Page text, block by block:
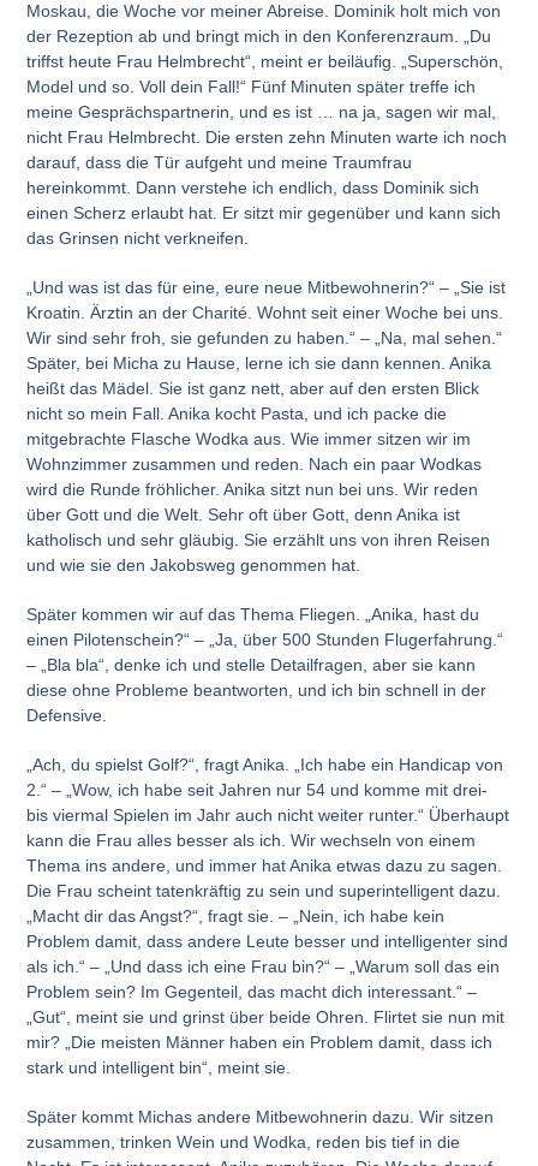
Moskau, die Woche vor meiner Abreise. Dominik holt mich von
der Rezeption ab und bringt mich in den Konferenzraum. „Du
triffst heute Frau Helmbrecht“, meint er beiläufig. „Superschön,
Model und so. Voll dein Fall!“ Fünf Minuten später treffe ich
meine Gesprächspartnerin, und es ist … na ja, sagen wir mal,
nicht Frau Helmbrecht. Die ersten zehn Minuten warte ich noch
darauf, dass die Tür aufgeht und meine Traumfrau
hereinkommt. Dann verstehe ich endlich, dass Dominik sich
einen Scherz erlaubt hat. Er sitzt mir gegenüber und kann sich
das Grinsen nicht verkneifen.
„Und was ist das für eine, eure neue Mitbewohnerin?“ – „Sie ist
Kroatin. Ärztin an der Charité. Wohnt seit einer Woche bei uns.
Wir sind sehr froh, sie gefunden zu haben.“ – „Na, mal sehen.“
Später, bei Micha zu Hause, lerne ich sie dann kennen. Anika
heißt das Mädel. Sie ist ganz nett, aber auf den ersten Blick
nicht so mein Fall. Anika kocht Pasta, und ich packe die
mitgebrachte Flasche Wodka aus. Wie immer sitzen wir im
Wohnzimmer zusammen und reden. Nach ein paar Wodkas
wird die Runde fröhlicher. Anika sitzt nun bei uns. Wir reden
über Gott und die Welt. Sehr oft über Gott, denn Anika ist
katholisch und sehr gläubig. Sie erzählt uns von ihren Reisen
und wie sie den Jakobsweg genommen hat.
Später kommen wir auf das Thema Fliegen. „Anika, hast du
einen Pilotenschein?“ – „Ja, über 500 Stunden Flugerfahrung.“
– „Bla bla“, denke ich und stelle Detailfragen, aber sie kann
diese ohne Probleme beantworten, und ich bin schnell in der
Defensive.
„Ach, du spielst Golf?“, fragt Anika. „Ich habe ein Handicap von
2.“ – „Wow, ich habe seit Jahren nur 54 und komme mit drei-
bis viermal Spielen im Jahr auch nicht weiter runter.“ Überhaupt
kann die Frau alles besser als ich. Wir wechseln von einem
Thema ins andere, und immer hat Anika etwas dazu zu sagen.
Die Frau scheint tatenkräftig zu sein und superintelligent dazu.
„Macht dir das Angst?“, fragt sie. – „Nein, ich habe kein
Problem damit, dass andere Leute besser und intelligenter sind
als ich.“ – „Und dass ich eine Frau bin?“ – „Warum soll das ein
Problem sein? Im Gegenteil, das macht dich interessant.“ –
„Gut“, meint sie und grinst über beide Ohren. Flirtet sie nun mit
mir? „Die meisten Männer haben ein Problem damit, dass ich
stark und intelligent bin“, meint sie.
Später kommt Michas andere Mitbewohnerin dazu. Wir sitzen
zusammen, trinken Wein und Wodka, reden bis tief in die